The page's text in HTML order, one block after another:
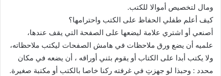
ومال لتخصيص أموالا للكتب.
كيف أعلم طفلي الحفاظ على الكتب واحترامها؟
أصنعي أو اشتري علامة ليضعها على الصفحة التي يقف عندها،
علميه أن يضع ورق ملاحظات في هامش الصفحات ليكتب ملاحظاته،
ولا يكتب أبدا على الكتاب أو يقوم بثني أوراقه ، أن يضعه في مكان
محدد : وحبذا لو جهزتِ في غرفته ركنا خاصا بالكتب أو مكتبة صغيرة.